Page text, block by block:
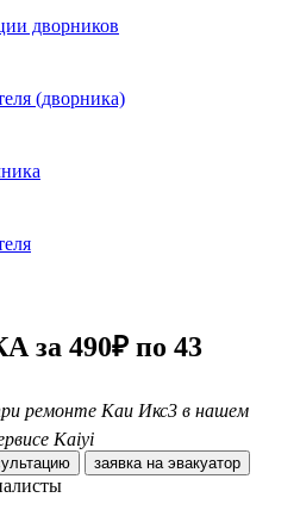
дворников
(дворника)
490₽ по 43
ремонте Каи Икс3 в нашем
Kaiyi
заявка на эвакуатор